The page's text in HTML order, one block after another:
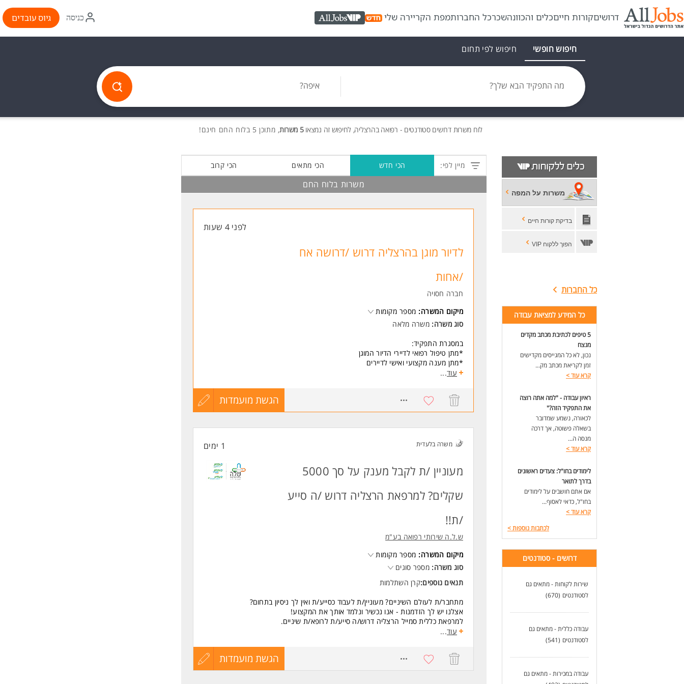
דרושיםקורות חייםכלים והכוונהשכרכל החברותמפת הקריירה שלי AllJobs VIP
איקון
התחברות
כניסה גיוס עובדים
חיפוש חופשי חיפוש לפי תחום
מה התפקיד הבא שלך? איפה?
לוח משרותדרושים סטודנטים - רפואה בהרצליה, לחיפוש זה נמצאו5 משרות , מתוכן 5 בלוח החם חינם!
משרות על המפה
בדיקת קורות חיים
הפוך ללקוח VIP
כל החברות
כל המידע למציאת עבודה
5 טיפים לכתיבת מכתב מקדים
מנצח
נכון, לא כל המגייסים מקדישים
זמן לקריאת מכתב מק...
קרא עוד>
ראיון עבודה - "למה אתה רוצה
את התפקיד הזה?"
לכאורה, נשמע שמדובר
בשאלה פשוטה, אך דרכה
מנסה ה...
קרא עוד>
לימודים בחו"ל: צעדים ראשונים
בדרך לתואר
אם אתם חושבים על לימודים
בחו"ל, כדאי לאסוף...
קרא עוד>
לכתבות נוספות>
דרושים - סטודנטים
שירות לקוחות - מתאים גם
לסטודנטים (670)
עבודה כללית - מתאים גם
לסטודנטים (541)
עבודה במכירות - מתאים גם
מיין לפי: הכי חדש הכי מתאים הכי קרוב
משרות בלוח החם
לפני 4 שעות
לדיור מוגן בהרצליה דרוש /דרושה אח
/אחות
חברה חסויה
מיקום המשרה: מספר מקומות
סוג משרה: משרה מלאה
במסגרת התפקיד:
*מתן טיפול רפואי לדיירי הדיור המוגן
*מתן מענה מקצועי ואישי לדיירים
*עבודה בצוות מסור ותומך
*שעות עבודה נוחות במשמרות
רישיון אח / אחות מוסמך/ת
ניסיון של 5 שנים בתפקיד דומה
ניסיון קודם בעבודה עם הגיל השלישי - יתרון
* המשרה מיועדת לנשים ולגברים כאחד.
עוד...
הגשת מועמדות
עדכון
משרה בלעדית 1 ימים
מעוניין /ת לקבל מענק על סך 5000
שקלים? למרפאת הרצליה דרוש /ה סייע
/ת!!
ש.ל.ה שירותי רפואה בע"מ
מיקום המשרה: מספר מקומות
סוג משרה: מספר סוגים
תנאים נוספים:קרן השתלמות
מתחבר/ת לעולם השיניים? מעוניין/ת לעבוד כסייע/ת ואין לך ניסיון בתחום?
אצלנו יש לך הזדמנות - אנו נכשיר ונלמד אותך את המקצוע!
למרפאת כללית סמייל הרצליה דרוש/ה סייע/ת לרופא/ת שיניים.
התפקיד כולל:
- ביצוע ופיתוח צילומי רנטגן
ועוד.
עוד...
הגשת מועמדות
עדכון